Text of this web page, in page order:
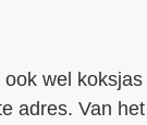
wel
adres. Van